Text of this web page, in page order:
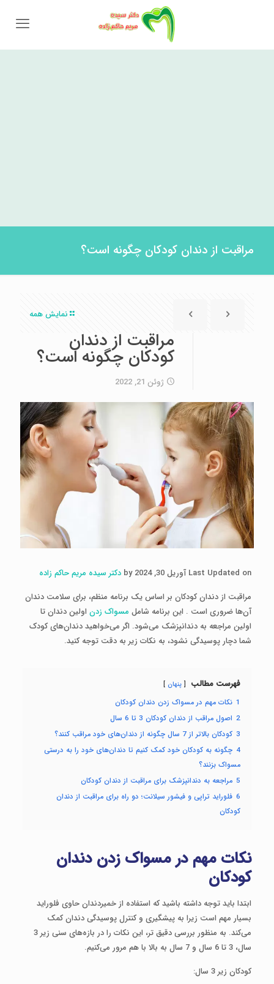
مراقبت از دندان کودکان چگونه است؟
نمایش همه
مراقبت از دندان
کودکان چگونه است؟
ژوئن 21, 2022
Last Updated on آوریل 30, 2024 by
دکتر سیده مریم حاکم زاده
مراقبت از دندان کودکان بر اساس یک برنامه منظم، برای سلامت دندان
آن‌ها ضروری است . این برنامه شامل مسواک زدناولین دندان تا
اولین مراجعه به دندانپزشک می‌شود. اگر می‌خواهید دندان‌های کودک
شما دچار پوسیدگی نشود، به نکات زیر به دقت توجه کنید.
فهرست مطالب پنهان
1 نکات مهم در مسواک زدن دندان کودکان
2 اصول مراقب از دندان کودکان 3 تا 6 سال
3 کودکان بالاتر از 7 سال چگونه از دندان‌های خود مراقب کنند؟
4 چگونه به کودکان خود کمک کنیم تا دندان‌های خود را به درستی
مسواک بزنند؟
5 مراجعه به دندانپزشک برای مراقبت از دندان کودکان
6 فلوراید تراپی و فیشور سیلانت؛ دو راه برای مراقبت از دندان
کودکان
نکات مهم در مسواک زدن دندان
کودکان
ابتدا باید توجه داشته باشید که استفاده از خمیردندان حاوی فلوراید
بسیار مهم است زیرا به پیشگیری و کنترل پوسیدگی دندان کمک
می‌کند. به منظور بررسی دقیق تر، این نکات را در بازه‌های سنی زیر 3
سال، 3 تا 6 سال و 7 سال به بالا با هم مرور می‌کنیم.
کودکان زیر 3 سال: